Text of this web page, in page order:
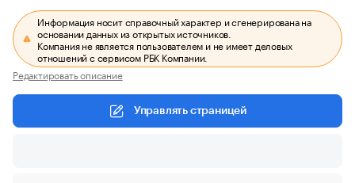
Информация носит справочный характер и сгенерирована на
основании данных из открытых источников.
Компания не является пользователем и не имеет деловых
отношений с сервисом РБК Компании.
Редактировать описание
Управлять страницей